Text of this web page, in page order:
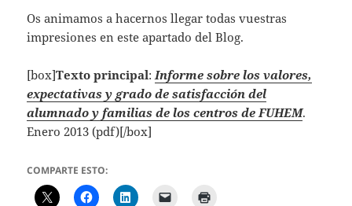
Os animamos a hacernos llegar todas vuestras
impresiones en este apartado del Blog.
[box]Texto principal:Informe sobre los valores,
expectativas y grado de satisfacción del
alumnado y familias de los centros de FUHEM.
Enero 2013 (pdf)[/box]
COMPARTE ESTO: